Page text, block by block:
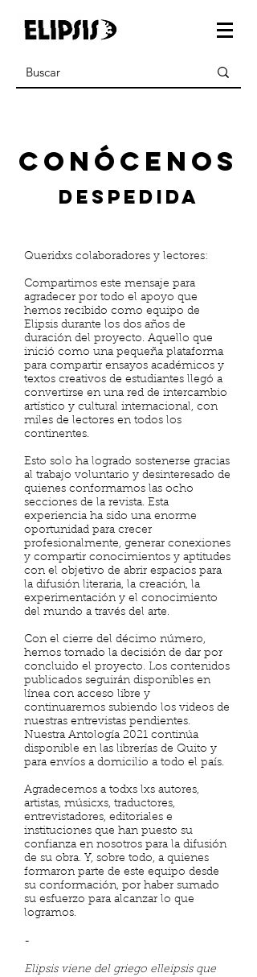
conócenos
Despedida
Queridxs colaboradores y lectores:
Compartimos este mensaje para
agradecer por todo el apoyo que
hemos recibido como equipo de
Elipsis durante los dos años de
duración del proyecto. Aquello que
inició como una pequeña plataforma
para compartir ensayos académicos y
textos creativos de estudiantes llegó a
convertirse en una red de intercambio
artístico y cultural internacional, con
miles de lectores en todos los
continentes.
Esto solo ha logrado sostenerse gracias
al trabajo voluntario y desinteresado de
quienes conformamos las ocho
secciones de la revista. Esta
experiencia ha sido una enorme
oportunidad para crecer
profesionalmente, generar conexiones
y compartir conocimientos y aptitudes
con el objetivo de abrir espacios para
la difusión literaria, la creación, la
experimentación y el conocimiento
del mundo a través del arte.
Con el cierre del décimo número,
hemos tomado la decisión de dar por
concluido el proyecto. Los contenidos
publicados seguirán disponibles en
línea con acceso libre y
continuaremos subiendo los videos de
nuestras entrevistas pendientes.
Nuestra Antología 2021 continúa
disponible en las librerías de Quito y
para envíos a domicilio a todo el país.
Agradecemos a todxs lxs autores,
artistas, músicxs, traductores,
entrevistadores, editoriales e
instituciones que han puesto su
confianza en nosotros para la difusión
de su obra. Y, sobre todo, a quienes
formaron parte de este equipo desde
su conformación, por haber sumado
su esfuerzo para alcanzar lo que
logramos.
-
Elipsis viene del griego elleipsis que